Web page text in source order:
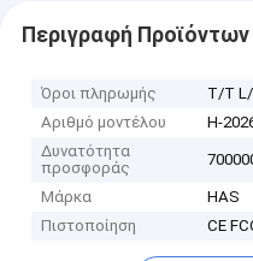
Περιγραφή Προϊόντων
Όροι πληρωμής
T/T L/
Αριθμό μοντέλου
H-
Δυνατότητα
προσφοράς
Μάρκα
HAS
Πιστοποίηση
CE